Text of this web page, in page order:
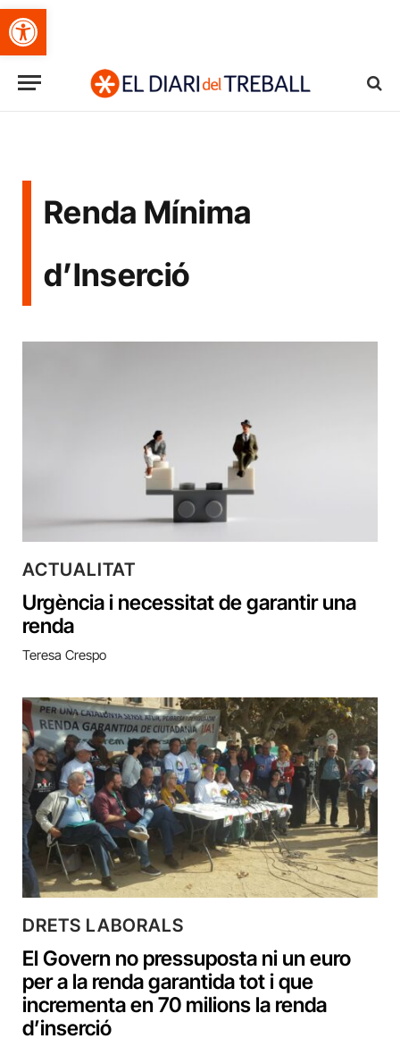
Obre la barra d'eines
Renda Mínima
d’Inserció
ACTUALITAT
Urgència i necessitat de garantir una
renda
Teresa Crespo
DRETS LABORALS
El Govern no pressuposta ni un euro
per a la renda garantida tot i que
incrementa en 70 milions la renda
d’inserció